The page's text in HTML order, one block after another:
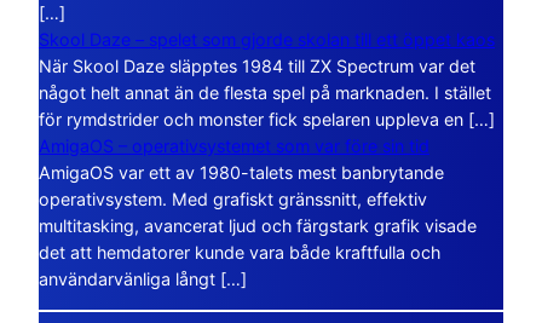
[…]
Skool Daze – spelet som gjorde skolan till ett öppet kaos
När Skool Daze släpptes 1984 till ZX Spectrum var det
något helt annat än de flesta spel på marknaden. I stället
för rymdstrider och monster fick spelaren uppleva en […]
AmigaOS – operativsystemet som var före sin tid
AmigaOS var ett av 1980-talets mest banbrytande
operativsystem. Med grafiskt gränssnitt, effektiv
multitasking, avancerat ljud och färgstark grafik visade
det att hemdatorer kunde vara både kraftfulla och
användarvänliga långt […]